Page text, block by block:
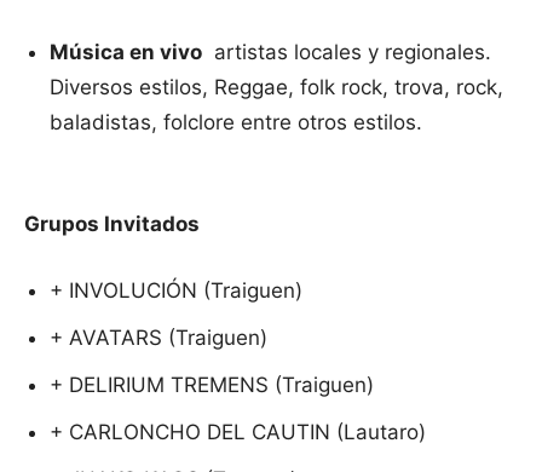
Música en vivo artistas locales y regionales.
Diversos estilos, Reggae, folk rock, trova, rock,
baladistas, folclore entre otros estilos.
Grupos Invitados
+ INVOLUCIÓN (Traiguen)
+ AVATARS (Traiguen)
+ DELIRIUM TREMENS (Traiguen)
+ CARLONCHO DEL CAUTIN (Lautaro)